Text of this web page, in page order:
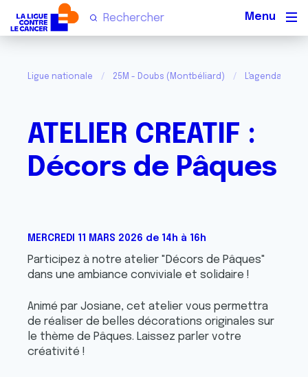
Ligue nationale 25M - Doubs (Montbéliard) L'agenda de
ATELIER CREATIF :
Décors de Pâques
MERCREDI 11 MARS 2026 de 14h à 16h
Participez à notre atelier "Décors de Pâques"
dans une ambiance conviviale et solidaire !
Animé par Josiane, cet atelier vous permettra
de réaliser de belles décorations originales sur
le thème de Pâques. Laissez parler votre
créativité !